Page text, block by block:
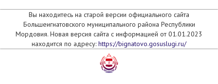
Вы находитесь на старой версии официального сайта
Большеигнатовского муниципального района Республики
Мордовия. Новая версия сайта с информацией от 01.01.2023
находится по адресу: https://bignatovo.gosuslugi.ru/